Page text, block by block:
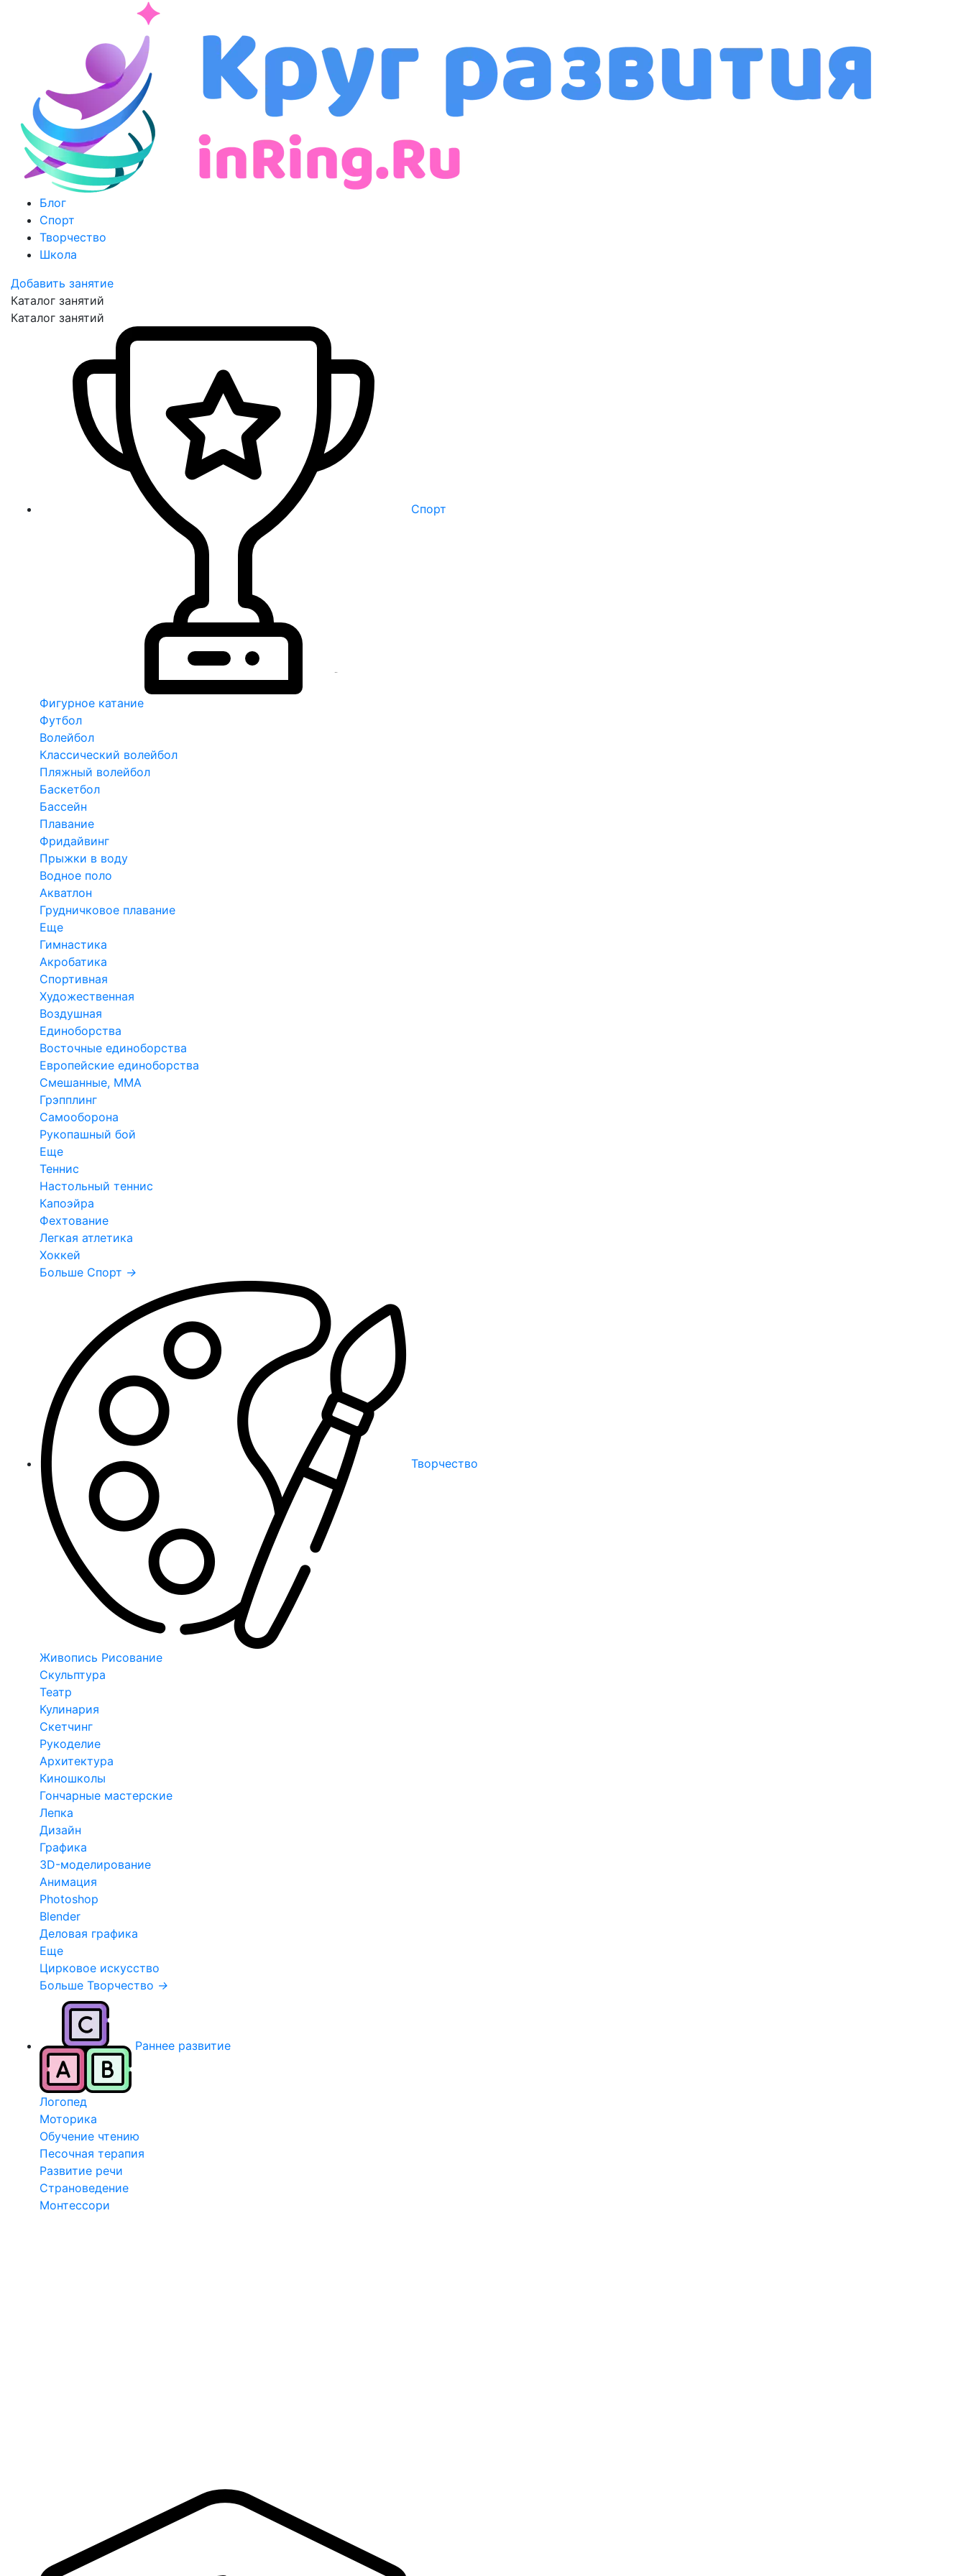
Блог
Спорт
Творчество
Школа
Добавить занятие
Каталог занятий
Каталог занятий
Спорт
Фигурное катание
Футбол
Волейбол
Классический волейбол
Пляжный волейбол
Баскетбол
Бассейн
Плавание
Фридайвинг
Прыжки в воду
Водное поло
Акватлон
Грудничковое плавание
Еще
Гимнастика
Акробатика
Спортивная
Художественная
Воздушная
Единоборства
Восточные единоборства
Европейские единоборства
Смешанные, ММА
Грэпплинг
Самооборона
Рукопашный бой
Еще
Теннис
Настольный теннис
Капоэйра
Фехтование
Легкая атлетика
Хоккей
Больше Спорт →
Творчество
Живопись Рисование
Скульптура
Театр
Кулинария
Скетчинг
Рукоделие
Архитектура
Киношколы
Гончарные мастерские
Лепка
Дизайн
Графика
3D-моделирование
Анимация
Photoshop
Blender
Деловая графика
Еще
Цирковое искусство
Больше Творчество →
Раннее развитие
Логопед
Моторика
Обучение чтению
Песочная терапия
Развитие речи
Страноведение
Монтессори